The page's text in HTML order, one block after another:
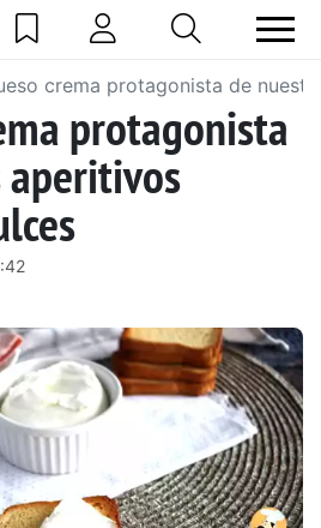
crema protagonista de
protagonista
aperitivos